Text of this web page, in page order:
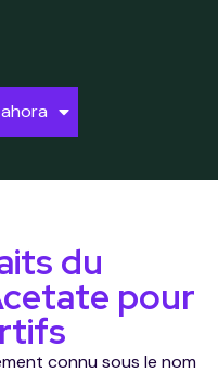
du
pour
connu sous le nom